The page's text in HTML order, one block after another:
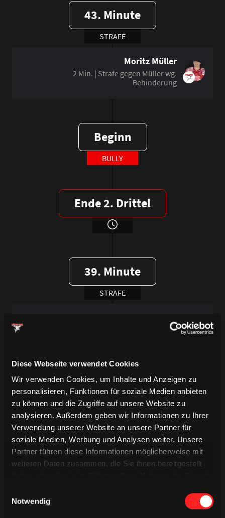
Diese Webseite verwendet Cookies
Wir verwenden Cookies, um Inhalte und Anzeigen zu
personalisieren, Funktionen für soziale Medien anbieten
zu können und die Zugriffe auf unsere Website zu
analysieren. Außerdem geben wir Informationen zu Ihrer
Verwendung unserer Website an unsere Partner für
soziale Medien, Werbung und Analysen weiter. Unsere
Partner führen diese Informationen möglicherweise mit
weiteren Daten zusammen, die Sie ihnen bereitgestellt
Notwendig
43. Minute
STRAFE
Moritz Müller
2 Min. | Strafe gegen Müller wg.
Behinderung
Beginn
BULLY
Ende 2. Drittel
39. Minute
STRAFE
34. Minute
STRAFE
Nicholas Bailen
2 Min. | Strafe gegen Bailen wg.
Stockschlags